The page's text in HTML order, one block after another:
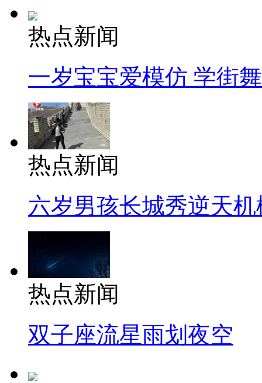
热点新闻
一岁宝宝爱模仿 学街
热点新闻
六岁男孩长城秀逆天机
热点新闻
双子座流星雨划夜空